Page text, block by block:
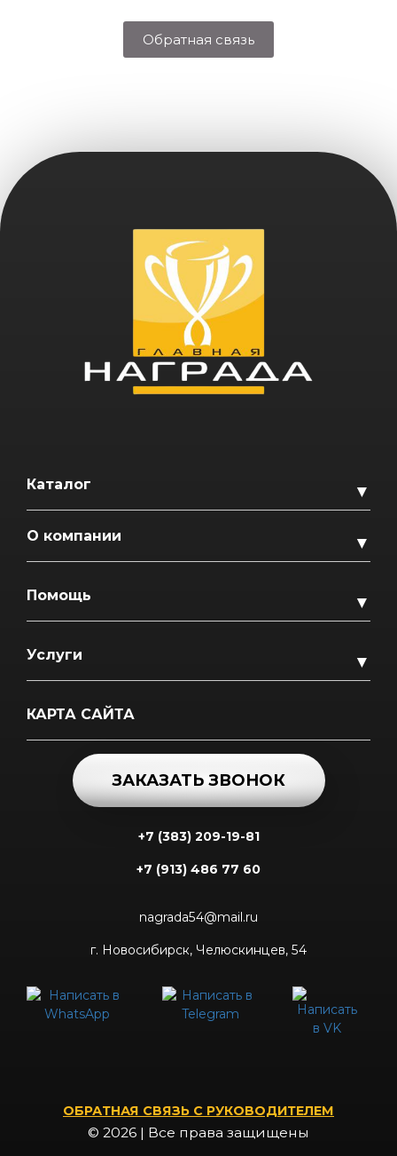
Обратная связь
Каталог ▼
О компании ▼
Помощь ▼
Услуги ▼
КАРТА САЙТА
ЗАКАЗАТЬ ЗВОНОК
+7 (383) 209-19-81
+7 (913) 486 77 60
nagrada54@mail.ru
г. Новосибирск, Челюскинцев, 54
ОБРАТНАЯ СВЯЗЬ С РУКОВОДИТЕЛЕМ
© 2026 | Все права защищены